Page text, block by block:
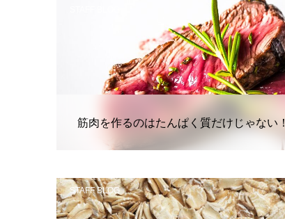
筋肉を作るのはたんぱく質だけじゃない！
STAFF BLOG